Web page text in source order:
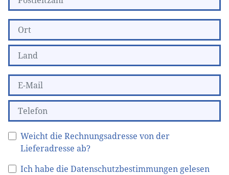
Weicht die Rechnungsadresse von der
Lieferadresse ab?
Ich habe die Datenschutzbestimmungen gelesen